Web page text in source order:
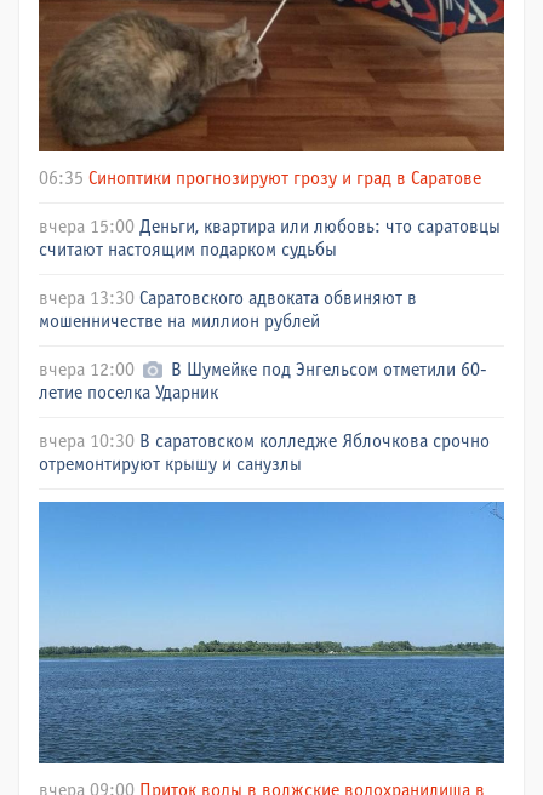
06:35 Синоптики прогнозируют грозу и град в Саратове
вчера 15:00 Деньги, квартира или любовь: что саратовцы
считают настоящим подарком судьбы
вчера 13:30 Саратовского адвоката обвиняют в
мошенничестве на миллион рублей
вчера 12:00
В Шумейке под Энгельсом отметили 60-
летие поселка Ударник
вчера 10:30 В саратовском колледже Яблочкова срочно
отремонтируют крышу и санузлы
вчера 09:00 Приток воды в волжские водохранилища в